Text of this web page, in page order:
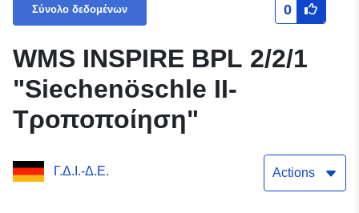
Σύνολο δεδομένων 0
WMS INSPIRE BPL 2/2/1
"Siechenöschle II-
Τροποποίηση"
Γ.Δ.Ι.-Δ.Ε. Actions